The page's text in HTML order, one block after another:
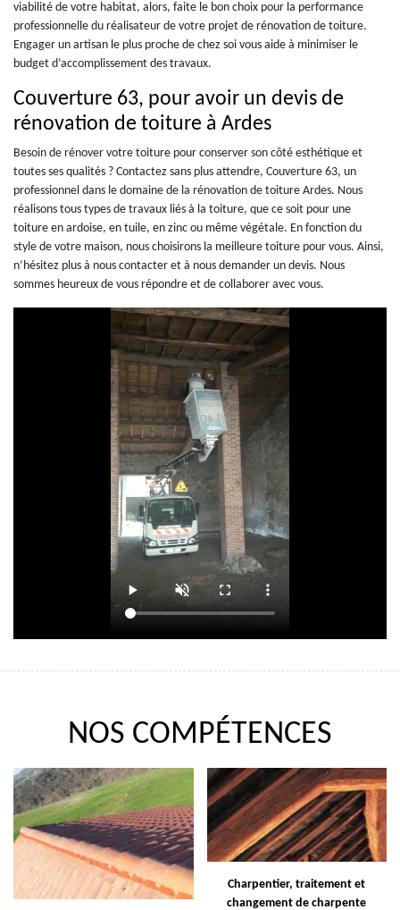
viabilité de votre habitat, alors, faite le bon choix pour la performance
professionnelle du réalisateur de votre projet de rénovation de toiture.
Engager un artisan le plus proche de chez soi vous aide à minimiser le
budget d’accomplissement des travaux.
Couverture 63, pour avoir un devis de
rénovation de toiture à Ardes
Besoin de rénover votre toiture pour conserver son côté esthétique et
toutes ses qualités ? Contactez sans plus attendre, Couverture 63, un
professionnel dans le domaine de la rénovation de toiture Ardes. Nous
réalisons tous types de travaux liés à la toiture, que ce soit pour une
toiture en ardoise, en tuile, en zinc ou même végétale. En fonction du
style de votre maison, nous choisirons la meilleure toiture pour vous. Ainsi,
n’hésitez plus à nous contacter et à nous demander un devis. Nous
sommes heureux de vous répondre et de collaborer avec vous.
NOS COMPÉTENCES
Charpentier, traitement et
changement de charpente